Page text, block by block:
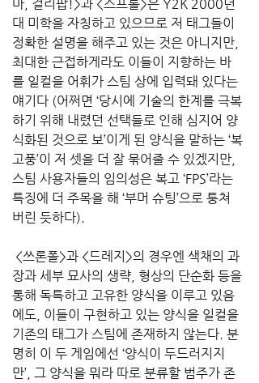
마, 걸리팝!>과 <스프롤>은 Y2K 2000년
대 미학을 자칭하고 있으므로 저 태그들이
정확한 설명을 해주고 있는 것은 아니지만,
최대한 근접하게라도 이들이 지향하는 바
를 일컬을 어휘가 스팀 상에 입력돼 있다는
얘기다 (어쩌면 ‘당시에 기술의 한계를 극복
하기 위해 내렸던 선택들로 인해 심지어 양
식화된 것으로 보’이게 된 양식을 말하는 ‘복
고풍’이 저 셋을 더 잘 묶어줄 수 있겠지만,
스팀 사용자들의 임의성은 복고 ‘FPS’라는
특징에 더 주목을 해 ‘부머 슈팅’으로 퉁쳐
버린 듯하다).
장과 세부 묘사의 생략, 형상의 단순화 등을
통해 독특하고 고유한 양식을 이루고 있음
에도, 이들이 구현하고 있는 양식을 일컬을
기존의 태그가 스팀에 존재하지 않는다. 분
명히 이 두 게임에선 ‘양식이 두드러지지
만’, 그 양식을 뭐라 따로 분류할 범주가 존